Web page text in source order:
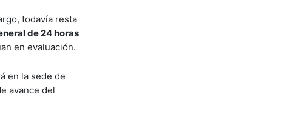
todavía resta
de 24 horas
en evaluación.
en la sede de
avance del